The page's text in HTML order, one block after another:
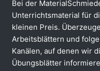
Bei der
Unterrichtsmaterial für
kleinen Preis.
Arbeitsblättern und
Kanälen, auf denen wir
Übungsblätter